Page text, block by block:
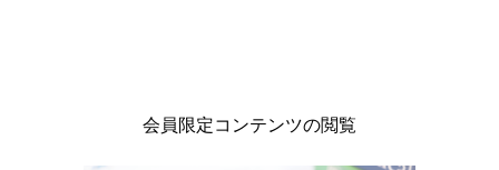
会員限定コンテンツの閲覧